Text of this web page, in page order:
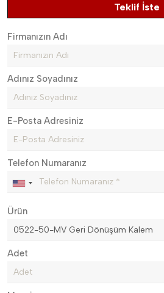
Teklif İste
Firmanızın Adı
Adınız Soyadınız
E-Posta Adresiniz
Telefon Numaranız
Ürün
Adet